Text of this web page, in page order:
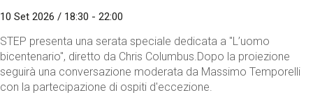
10 Set 2026 / 18:30 - 22:00
STEP presenta una serata speciale dedicata a "L’uomo
bicentenario", diretto da Chris Columbus.Dopo la proiezione
seguirà una conversazione moderata da Massimo Temporelli
con la partecipazione di ospiti d'eccezione.